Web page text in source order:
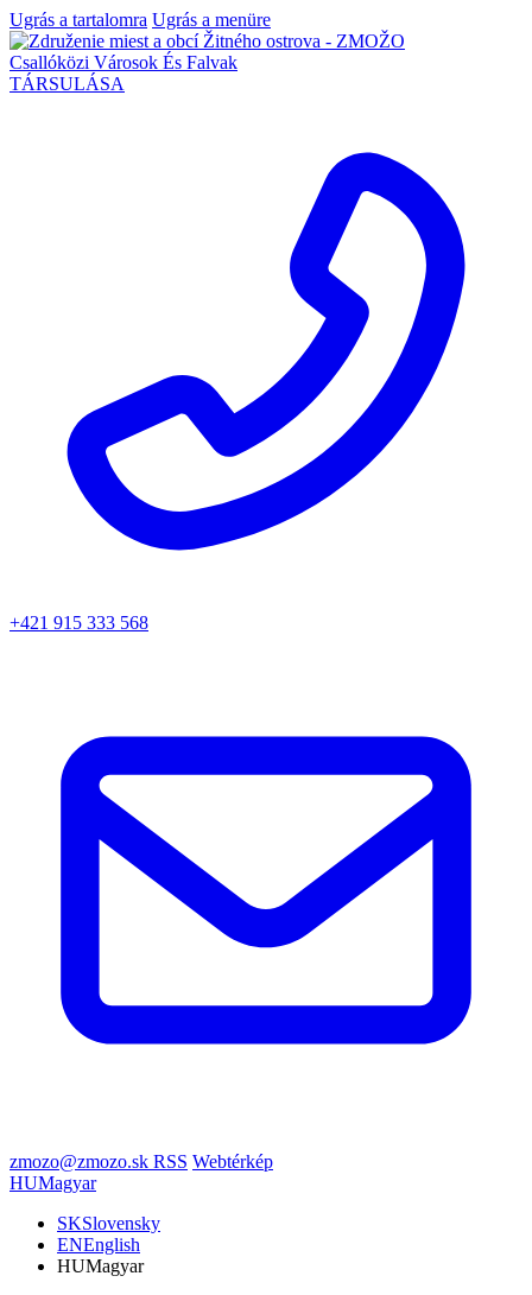
Ugrás a tartalomra Ugrás a menüre
Csallóközi Városok És Falvak
TÁRSULÁSA
+421 915 333 568
zmozo@zmozo.sk RSS Webtérkép
HUMagyar
SKSlovensky
ENEnglish
HUMagyar